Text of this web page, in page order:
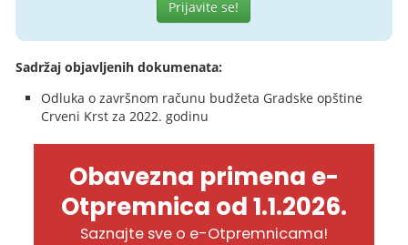
Prijavite se!
Sadržaj objavljenih dokumenata:
Odluka o završnom računu budžeta Gradske opštine
Crveni Krst za 2022. godinu
Obavezna primena e-
Otpremnica od 1.1.2026.
Saznajte sve o e-Otpremnicama!